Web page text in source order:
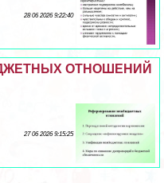
28 06 2026 9:22:40
ОТНОШЕНИЙ
27 06 2026 9:15:25